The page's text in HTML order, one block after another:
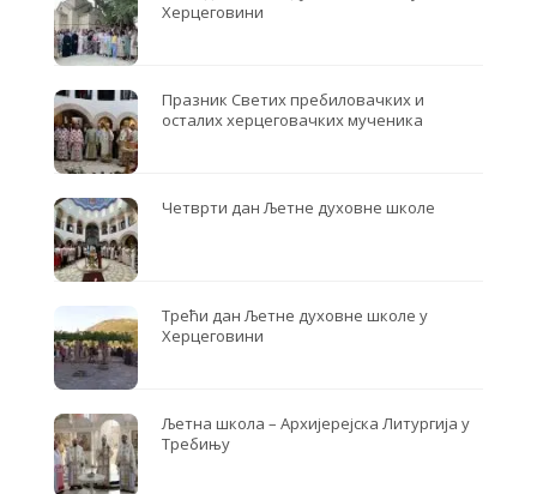
Херцеговини
Празник Светих пребиловачких и
осталих херцеговачких мученика
Четврти дан Љетне духовне школе
Трећи дан Љетне духовне школе у
Херцеговини
Љетна школа – Архијерејска Литургија у
Требињу